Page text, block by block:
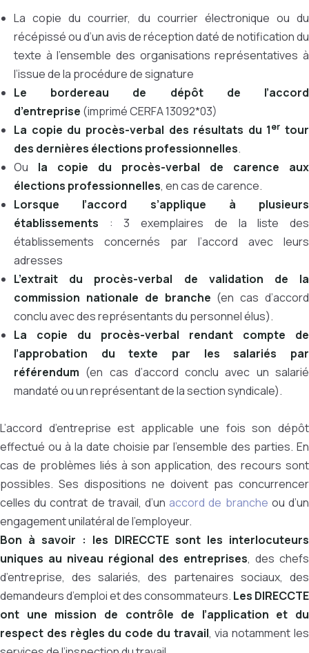
La copie du courrier, du courrier électronique ou du
récépissé ou d’un avis de réception daté de notification du
texte à l’ensemble des organisations représentatives à
l’issue de la procédure de signature
Le bordereau de dépôt de l’accord
d’entreprise (imprimé CERFA 13092*03)
La copie du procès-verbal des résultats du 1er tour
des dernières élections professionnelles.
Ou la copie du procès-verbal de carence aux
élections professionnelles, en cas de carence.
Lorsque l’accord s’applique à plusieurs
établissements : 3 exemplaires de la liste des
établissements concernés par l’accord avec leurs
adresses
L’extrait du procès-verbal de validation de la
commission nationale de branche (en cas d’accord
conclu avec des représentants du personnel élus).
La copie du procès-verbal rendant compte de
l’approbation du texte par les salariés par
référendum (en cas d’accord conclu avec un salarié
mandaté ou un représentant de la section syndicale).
L’accord d’entreprise est applicable une fois son dépôt
effectué ou à la date choisie par l’ensemble des parties. En
cas de problèmes liés à son application, des recours sont
possibles. Ses dispositions ne doivent pas concurrencer
celles du contrat de travail, d’unaccord de branche ou d’un
engagement unilatéral de l’employeur.
Bon à savoir : les DIRECCTE sont les interlocuteurs
uniques au niveau régional des entreprises, des chefs
d’entreprise, des salariés, des partenaires sociaux, des
demandeurs d’emploi et des consommateurs. Les DIRECCTE
ont une mission de contrôle de l’application et du
respect des règles du code du travail, via notamment les